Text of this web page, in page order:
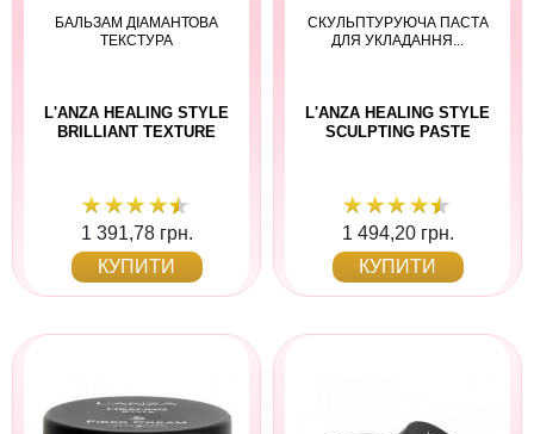
БАЛЬЗАМ ДІАМАНТОВА
ТЕКСТУРА
L'ANZA HEALING STYLE
BRILLIANT TEXTURE
1 391,78 грн.
КУПИТИ
СКУЛЬПТУРУЮЧА ПАСТА
ДЛЯ УКЛАДАННЯ...
L'ANZA HEALING STYLE
SCULPTING PASTE
1 494,20 грн.
КУПИТИ